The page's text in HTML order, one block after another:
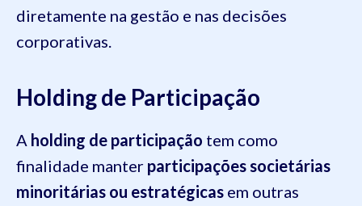
diretamente na gestão e nas decisões
corporativas.
Holding de Participação
A holding de participação tem como
finalidade manter participações societárias
minoritárias ou estratégicas em outras